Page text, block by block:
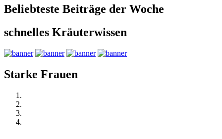
Beliebteste Beiträge der Woche
schnelles Kräuterwissen
Starke Frauen